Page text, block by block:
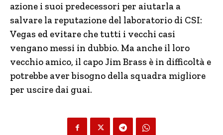
azione i suoi predecessori per aiutarla a
salvare la reputazione del laboratorio di CSI:
Vegas ed evitare che tutti i vecchi casi
vengano messi in dubbio. Ma anche il loro
vecchio amico, il capo Jim Brass è in difficoltà e
potrebbe aver bisogno della squadra migliore
per uscire dai guai.